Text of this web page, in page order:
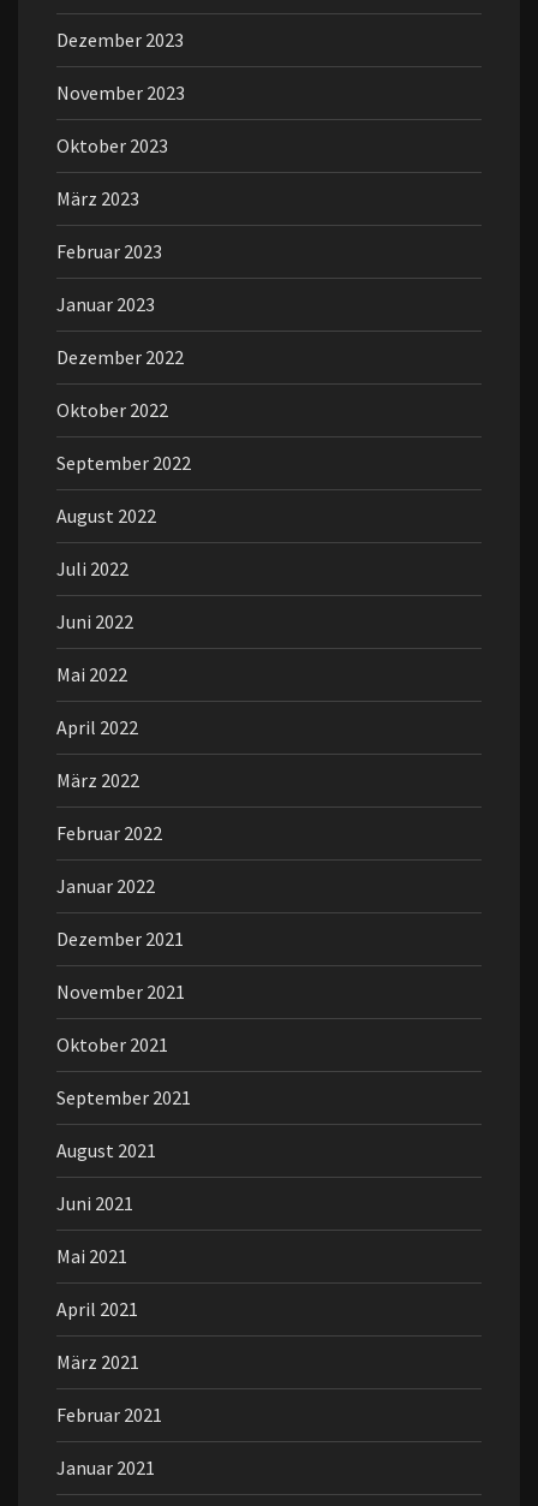
Dezember 2023
November 2023
Oktober 2023
März 2023
Februar 2023
Januar 2023
Dezember 2022
Oktober 2022
September 2022
August 2022
Juli 2022
Juni 2022
Mai 2022
April 2022
März 2022
Februar 2022
Januar 2022
Dezember 2021
November 2021
Oktober 2021
September 2021
August 2021
Juni 2021
Mai 2021
April 2021
März 2021
Februar 2021
Januar 2021